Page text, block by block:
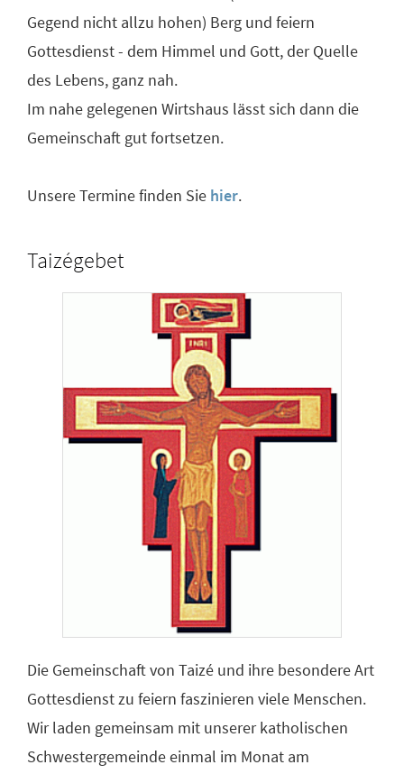
Gegend nicht allzu hohen) Berg und feiern
Gottesdienst - dem Himmel und Gott, der Quelle
des Lebens, ganz nah.
Im nahe gelegenen Wirtshaus lässt sich dann die
Gemeinschaft gut fortsetzen.
Unsere Termine finden Sie hier.
Taizégebet
Die Gemeinschaft von Taizé und ihre besondere Art
Gottesdienst zu feiern faszinieren viele Menschen.
Wir laden gemeinsam mit unserer katholischen
Schwestergemeinde einmal im Monat am